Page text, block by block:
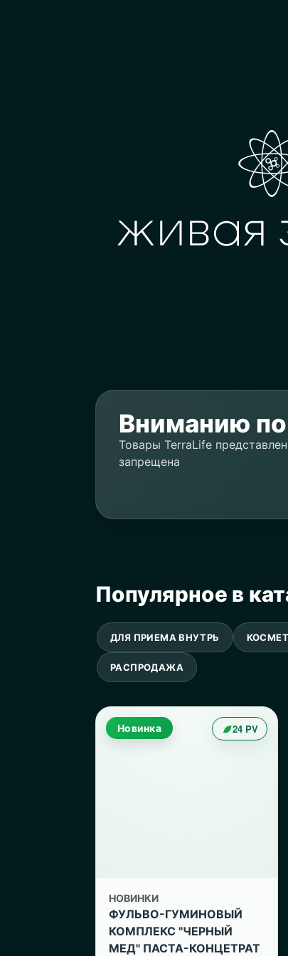
Вниманию
Товары TerraLife
запрещена
Популярное в
ДЛЯ ПРИЕМА ВНУТРЬ
РАСПРОДАЖА
Новинка 24 PV
НОВИНКИ
ФУЛЬВО-ГУМИНОВЫЙ
КОМПЛЕКС "ЧЕРНЫЙ
МЕД" ПАСТА-КОНЦЕТРАТ